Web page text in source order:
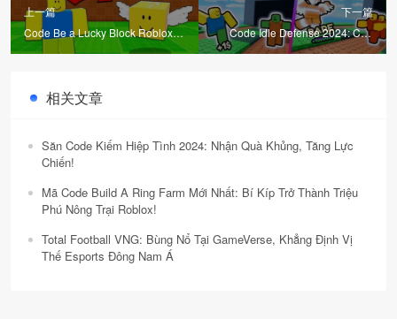
上一篇
Code Be a Lucky Block Roblox:
Nhận Ngay Brainrot & Quà
下一篇
Code Idle Defense 2024: Cập
Nhật Mới Nhất và Cách Nhập Mã
相关文章
Săn Code Kiếm Hiệp Tình 2024: Nhận Quà Khủng, Tăng Lực
Chiến!
Mã Code Build A Ring Farm Mới Nhất: Bí Kíp Trở Thành Triệu
Phú Nông Trại Roblox!
Total Football VNG: Bùng Nổ Tại GameVerse, Khẳng Định Vị
Thế Esports Đông Nam Á